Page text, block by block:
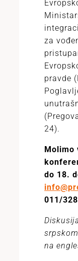
za
pravde
24).
Molimo
do 18.
011/
na